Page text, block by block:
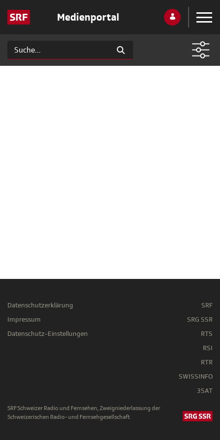
Medienportal
Datenschutzerklärung
Impressum
Datenschutz-Einstellungen
SRF
SRG SSR
RTS
RSI
RTR
SWISSINFO
3SAT
SRF Schweizer Radio und Fernsehen, Zweigniederlassung der
Schweizerischen Radio- und Fernsehgesellschaft